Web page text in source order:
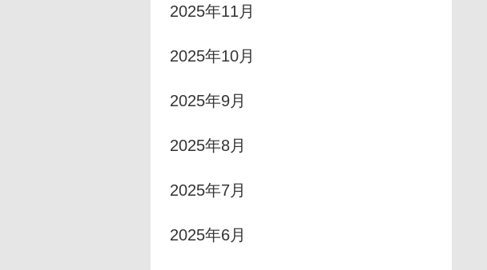
2025年11月
2025年10月
2025年9月
2025年8月
2025年7月
2025年6月